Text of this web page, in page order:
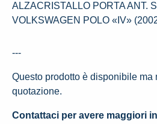
ALZACRISTALLO PORTA ANT.
VOLKSWAGEN POLO «IV»
---
Questo prodotto è disponibile ma
quotazione.
Contattaci per avere maggiori